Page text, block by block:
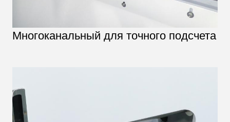
Многоканальный для точного подсчета